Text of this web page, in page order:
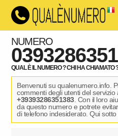
NUMERO
QUAL È IL NUMERO ? CHI HA CHIAMATO
Benvenuti su qualenumero.info.
commenti degli utenti del
+39393286351383. Con il loro
da questo numero e potrete
di telefono indesiderato. Qui